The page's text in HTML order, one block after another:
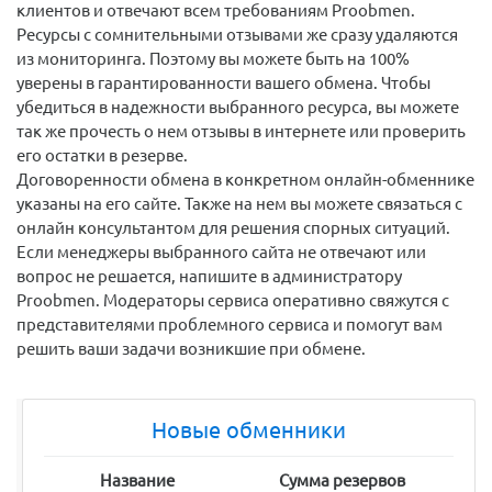
клиентов и отвечают всем требованиям Proobmen.
Ресурсы с сомнительными отзывами же сразу удаляются
из мониторинга. Поэтому вы можете быть на 100%
уверены в гарантированности вашего обмена. Чтобы
убедиться в надежности выбранного ресурса, вы можете
так же прочесть о нем отзывы в интернете или проверить
его остатки в резерве.
Договоренности обмена в конкретном онлайн-обменнике
указаны на его сайте. Также на нем вы можете связаться с
онлайн консультантом для решения спорных ситуаций.
Если менеджеры выбранного сайта не отвечают или
вопрос не решается, напишите в администратору
Proobmen. Модераторы сервиса оперативно свяжутся с
представителями проблемного сервиса и помогут вам
решить ваши задачи возникшие при обмене.
Новые обменники
Название Сумма резервов